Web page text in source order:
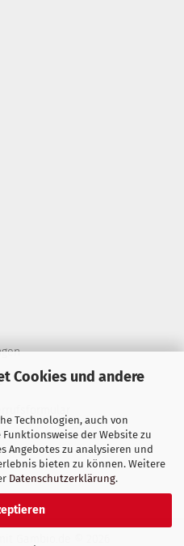
Cookies und andere
Technologien, auch von
der Website zu
Angebotes zu analysieren und
bieten zu können. Weitere
Datenschutzerklärung.